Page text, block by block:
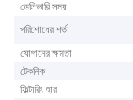
ডেলিভারি সময়
পরিশোধের শর্ত
যোগানের ক্ষমতা
টেকনিক
ফিল্টারিং হার